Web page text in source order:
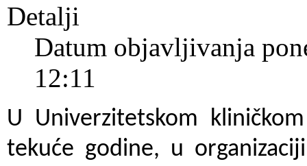
Detalji
Datum objavljivanja
12:11
U Univerzitetskom
tekuće godine, u